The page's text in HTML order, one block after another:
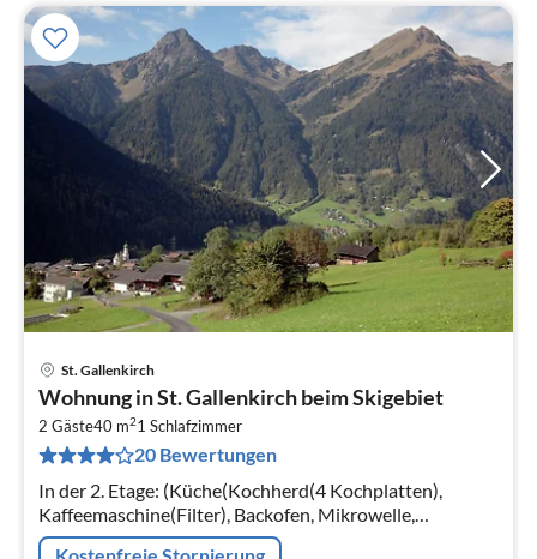
St. Gallenkirch
Wohnung in St. Gallenkirch beim Skigebiet
2 Gäste40 m21 Schlafzimmer
20 Bewertungen
In der 2. Etage: (Küche(Kochherd(4 Kochplatten),
Kaffeemaschine(Filter), Backofen, Mikrowelle,
Spülmaschine, Kühl-/Gefrierkombination),